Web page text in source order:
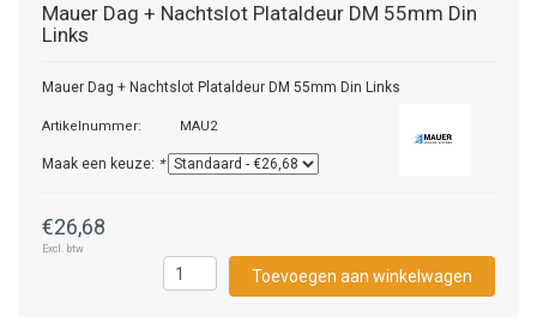
Mauer Dag + Nachtslot Plataldeur DM 55mm Din
Links
Mauer Dag + Nachtslot Plataldeur DM 55mm Din Links
Artikelnummer: MAU2
Maak een keuze: *
€26,68
Excl. btw
Toevoegen aan winkelwagen